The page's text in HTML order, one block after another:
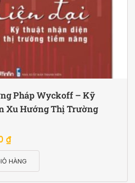
Pháp Wyckoff – Kỹ
Xu Hướng Thị Trường
₫
HÀNG